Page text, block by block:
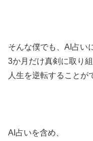
そんな僕でも、AI占い
3か月だけ真剣に取り組
人生を逆転することが
AI占いを含め、